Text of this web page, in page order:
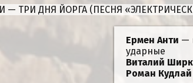
— ТРИ ДНЯ ЙОРГА (ПЕСНЯ
Ермен Анти —
ударные
Виталий
Роман Кудлай